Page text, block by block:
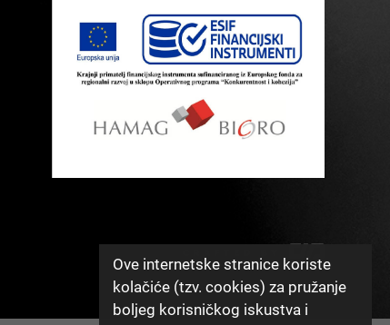
Ove internetske stranice koriste
kolačiće (tzv. cookies) za pružanje
boljeg korisničkog iskustva i